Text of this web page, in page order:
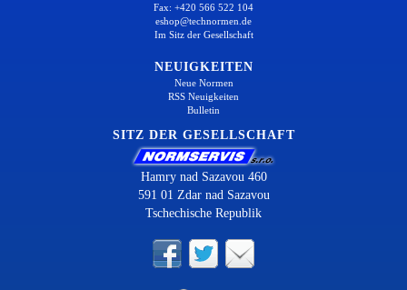
Fax: +420 566 522 104
eshop@technormen.de
Im Sitz der Gesellschaft
NEUIGKEITEN
Neue Normen
RSS Neuigkeiten
Bulletin
SITZ DER GESELLSCHAFT
Hamry nad Sazavou 460
591 01 Zdar nad Sazavou
Tschechische Republik